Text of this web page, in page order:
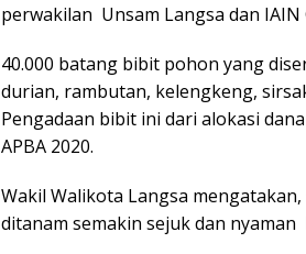
perwakilan Unsam Langsa dan IAIN
40.000 batang bibit pohon yang
durian, rambutan, kelengkeng,
Pengadaan bibit ini dari alokasi
APBA 2020.
Wakil Walikota Langsa
ditanam semakin sejuk dan